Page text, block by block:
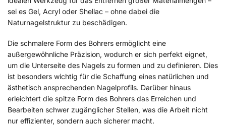
sei es Gel, Acryl oder Shellac – ohne dabei die
Naturnagelstruktur zu beschädigen.
Die schmalere Form des Bohrers ermöglicht eine
außergewöhnliche Präzision, wodurch er sich perfekt eignet,
um die Unterseite des Nagels zu formen und zu definieren. Dies
ist besonders wichtig für die Schaffung eines natürlichen und
ästhetisch ansprechenden Nagelprofils. Darüber hinaus
erleichtert die spitze Form des Bohrers das Erreichen und
Bearbeiten schwer zugänglicher Stellen, was die Arbeit nicht
nur effizienter, sondern auch sicherer macht.